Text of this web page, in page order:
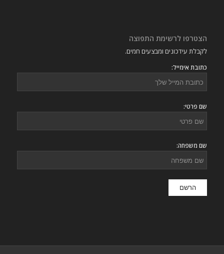
הצטרפו לרשימת התפוצה
לקבלת עידכונים ומבצעים חמים.
כתובת אימייל:
שם פרטי:
שם משפחה: